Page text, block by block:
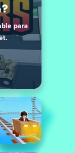
para